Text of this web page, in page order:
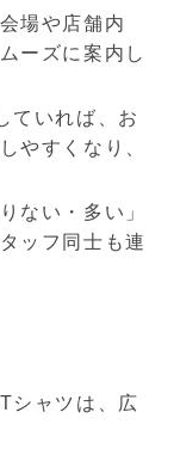
場や店舗内
ーズに案内し
ていれば、お
やすくなり、
ない・多い」
ッフ同士も連
シャツは、広